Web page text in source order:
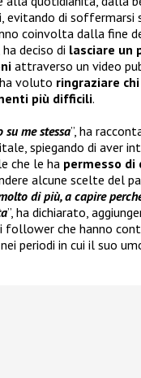
evitando di soffermarsi
coinvolta dalla fine
deciso di lasciare un
attraverso un video
voluto ringraziare
più difficili.
me stessa”, ha
spiegando di aver
che le ha permesso di
alcune scelte del
di più, a capire
”, ha dichiarato,
follower che hanno
periodi in cui il suo